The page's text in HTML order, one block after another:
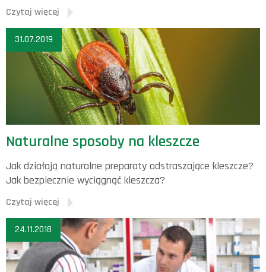
Czytaj więcej
31.07.2019
Naturalne sposoby na kleszcze
Jak działają naturalne preparaty odstraszające kleszcze?
Jak bezpiecznie wyciągnąć kleszcza?
Czytaj więcej
24.11.2018